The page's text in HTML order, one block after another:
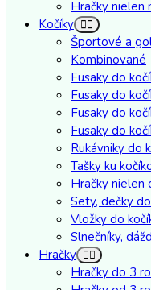
Hračky nielen
Kočíky
Športové a
Kombinované
Fusaky do
Fusaky do
Fusaky do
Fusaky do
Rukávniky do
Tašky ku
Hračky nielen
Sety, dečky
Vložky do
Slnečníky,
Hračky
Hračky do 3